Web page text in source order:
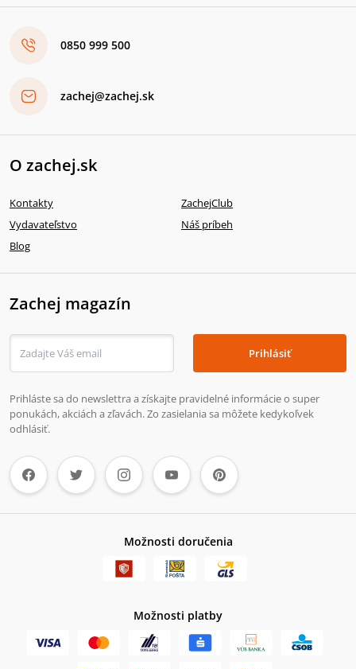
0850 999 500
zachej@zachej.sk
O zachej.sk
Kontakty
ZachejClub
Vydavateľstvo
Náš príbeh
Blog
Zachej magazín
Prihlásiť
Prihláste sa do newslettra a získajte pravidelné informácie o super
ponukách, akciách a zľavách. Zo zasielania sa môžete kedykoľvek
odhlásiť.
Možnosti doručenia
Možnosti platby